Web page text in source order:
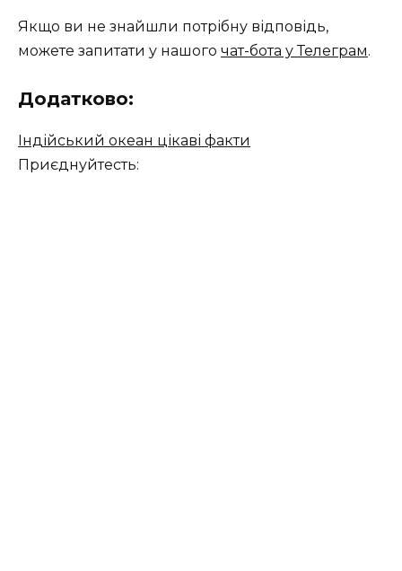
Якщо ви не знайшли потрібну відповідь,
можете запитати у нашого чат-бота у Телеграм.
Додатково:
Індійський океан цікаві факти
Приєднуйтесть: